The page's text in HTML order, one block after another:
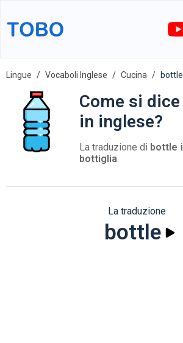
Lingue Vocaboli Inglese Cucina bottle
Come si
in inglese?
La traduzione di bottle
bottiglia.
La traduzione
bottle